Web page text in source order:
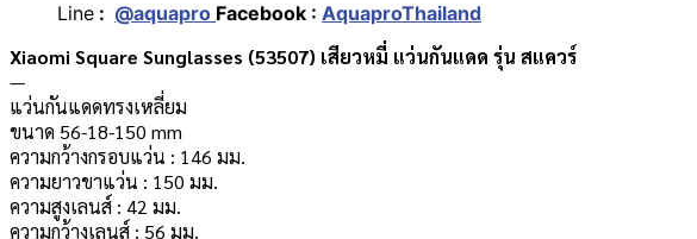
Line : @aquapro Facebook : AquaproThailand
Xiaomi Square Sunglasses (53507) เสียวหมี่ แว่นกันแดด รุ่น สแควร์
—
แว่นกันแดดทรงเหลี่ยม
ขนาด 56-18-150 mm
ความกว้างกรอบแว่น : 146 มม.
ความยาวขาแว่น : 150 มม.
ความสูงเลนส์ : 42 มม.
ความกว้างเลนส์ : 56 มม.